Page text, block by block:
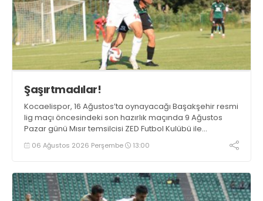
Şaşırtmadılar!
Kocaelispor, 16 Ağustos’ta oynayacağı Başakşehir resmi
lig maçı öncesindeki son hazırlık maçında 9 Ağustos
Pazar günü Mısır temsilcisi ZED Futbol Kulübü ile
karşılaşacak.
06 Ağustos 2026 Perşembe 13:00